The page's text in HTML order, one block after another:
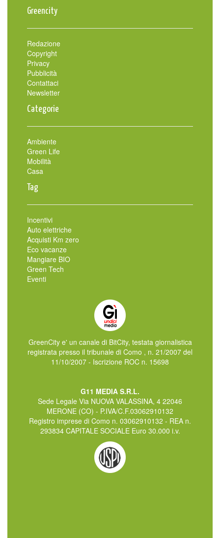
Greencity
Redazione
Copyright
Privacy
Pubblicità
Contattaci
Newsletter
Categorie
Ambiente
Green Life
Mobilità
Casa
Tag
Incentivi
Auto elettriche
Acquisti Km zero
Eco vacanze
Mangiare BIO
Green Tech
Eventi
GreenCity e' un canale di BitCity, testata giornalistica
registrata presso il tribunale di Como , n. 21/2007 del
11/10/2007 - Iscrizione ROC n. 15698
G11 MEDIA S.R.L.
Sede Legale Via NUOVA VALASSINA, 4 22046
MERONE (CO) - P.IVA/C.F.03062910132
Registro imprese di Como n. 03062910132 - REA n.
293834 CAPITALE SOCIALE Euro 30.000 i.v.